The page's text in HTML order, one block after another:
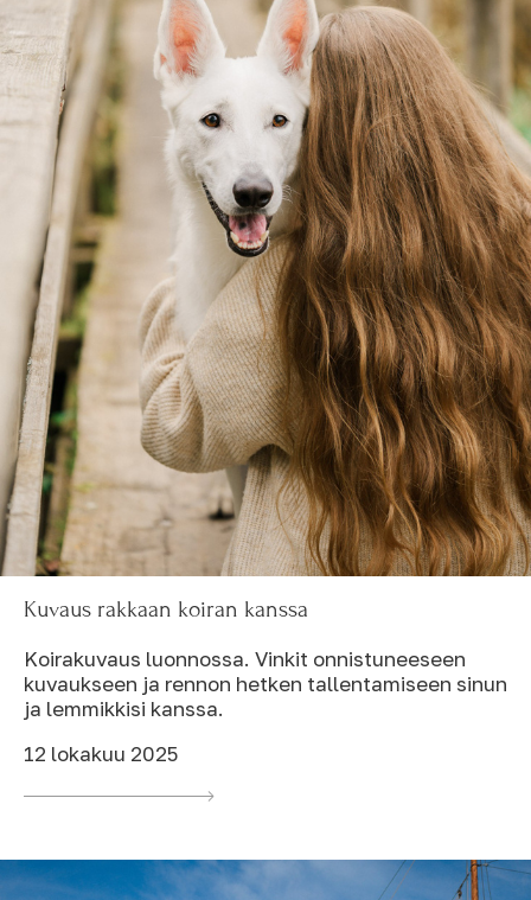
Kuvaus rakkaan koiran kanssa
Koirakuvaus luonnossa. Vinkit onnistuneeseen
kuvaukseen ja rennon hetken tallentamiseen sinun
ja lemmikkisi kanssa.
12 lokakuu 2025